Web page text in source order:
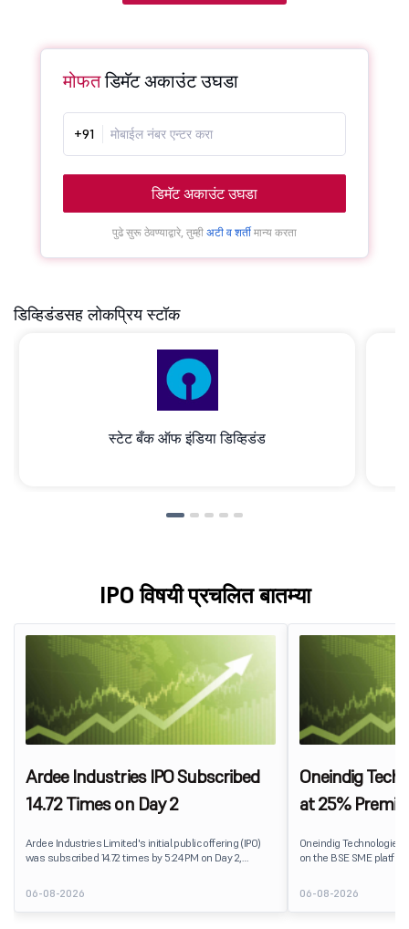
मोफतडिमॅट अकाउंट उघडा
+91
डिमॅट अकाउंट उघडा
पुढे सुरू ठेवण्याद्वारे, तुम्ही अटी व शर्ती मान्य करता
डिव्हिडंडसह लोकप्रिय स्टॉक
स्टेट बँक ऑफ इंडिया डिव्हिडंड
IPO विषयी प्रचलित बातम्या
Ardee Industries IPO Subscribed
14.72 Times on Day 2
Ardee Industries Limited's initial public offering (IPO)
was subscribed 14.72 times by 5:24 PM on Day 2,
82,78,20,099 shares against 5,62,46,366 shares
available for subscription.
06-08-2026
Oneindig
at 25%
Oneindig
on the BSE SME
price of ₹96, reflecting
despite the IPO
subscription. Oneindig
06-08-2026